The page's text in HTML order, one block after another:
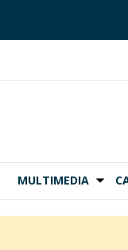
MULTIMEDIA